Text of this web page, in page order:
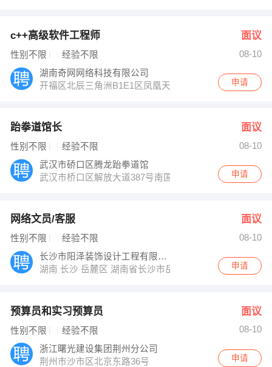
c++高级软件工程师 面议
性别不限 经验不限
08-10
湖南奇网网络科技有限公司
开福区北辰三角洲B1E1区凤凰天街苑1栋16025
申请
跆拳道馆长 面议
性别不限 经验不限
08-10
武汉市硚口区腾龙跆拳道馆
武汉市桥口区解放大道387号南国西汇城市广场三层V353
申请
网络文员/客服 面议
性别不限 经验不限
08-10
长沙市阳泽装饰设计工程有限公司
湖南 长沙 岳麓区 湖南省长沙市岳麓区合能洋湖公馆
申请
预算员和实习预算员 面议
性别不限 经验不限
08-10
浙江曙光建设集团荆州分公司
荆州市沙市区北京东路36号
申请